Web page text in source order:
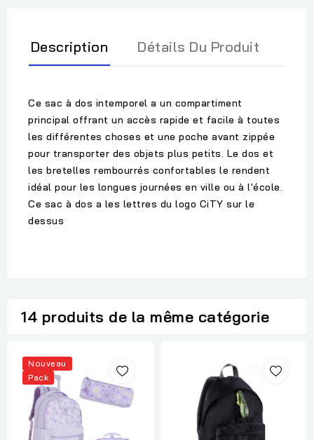
Description Détails Du Produit
Ce sac à dos intemporel a un compartiment
principal offrant un accès rapide et facile à toutes
les différentes choses et une poche avant zippée
pour transporter des objets plus petits. Le dos et
les bretelles rembourrés confortables le rendent
idéal pour les longues journées en ville ou à l'école.
Ce sac à dos a les lettres du logo CiTY sur le
dessus
14 produits de la même catégorie
Nouveau
Pack